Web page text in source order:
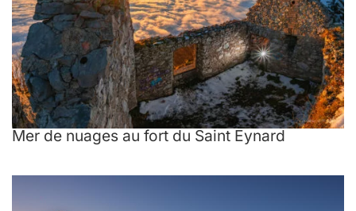
Mer de nuages au fort du Saint Eynard